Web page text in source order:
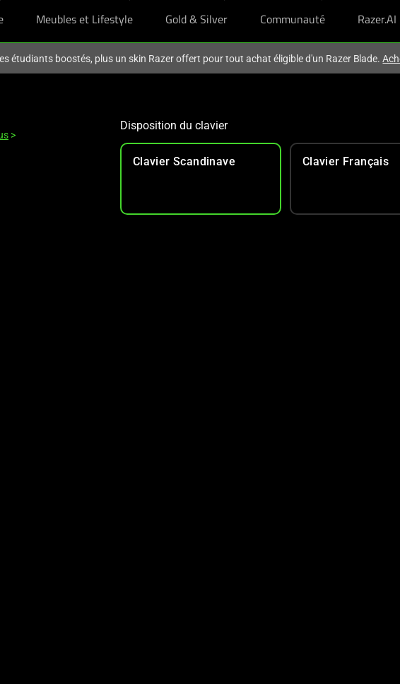
Meubles et Lifestyle Gold & Silver Communauté Razer.AI
étudiants boostés, plus un skin Razer offert pour tout achat éligible d'un Razer Blade.
>
Disposition du clavier
Clavier Scandinave Clavier Français